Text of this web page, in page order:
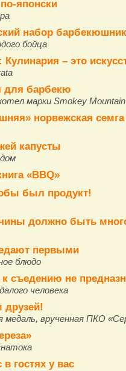
японски
набор
бойца
– это
для барбекю
марки Smokey
норвежская семга
капусты
«BBQ»
был продукт!
должно быть
первыми
блюдо
к съедению не
человека
друзей!
врученная ПКО
гостях у вас